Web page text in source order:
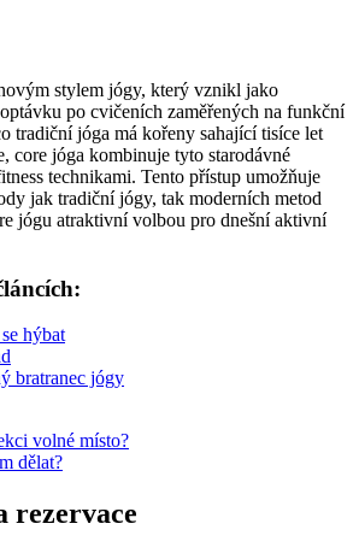
stylem jógy, který vznikl jako
po cvičeních zaměřených na funkční
tradiční jóga má kořeny sahající tisíce let
core jóga kombinuje tyto starodávné
technikami. Tento přístup umožňuje
jak tradiční jógy, tak moderních metod
jógu atraktivní volbou pro dnešní aktivní
hýbat
bratranec jógy
volné místo?
dělat?
rezervace